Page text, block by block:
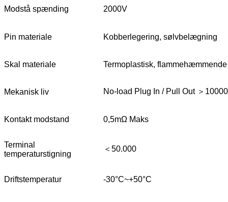
Modstå spænding 2000V
Pin materiale Kobberlegering, sølvbelægning
Skal materiale Termoplastisk,
Mekanisk liv No-load Plug In / Pull Out ＞
Kontakt modstand 0,5mΩ Maks
Terminal
temperaturstigning
＜50.000
Driftstemperatur -30°C~+50°C